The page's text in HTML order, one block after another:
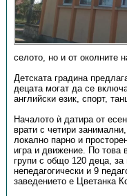
селото, но и от околните
Детската градина
децата могат да се
английски език, спорт,
Началото ѝ датира от
врати с четири
локално парно и
игра и движение. По това
групи с общо 120 деца, за
непедагогически и 9
заведението е Цветанка